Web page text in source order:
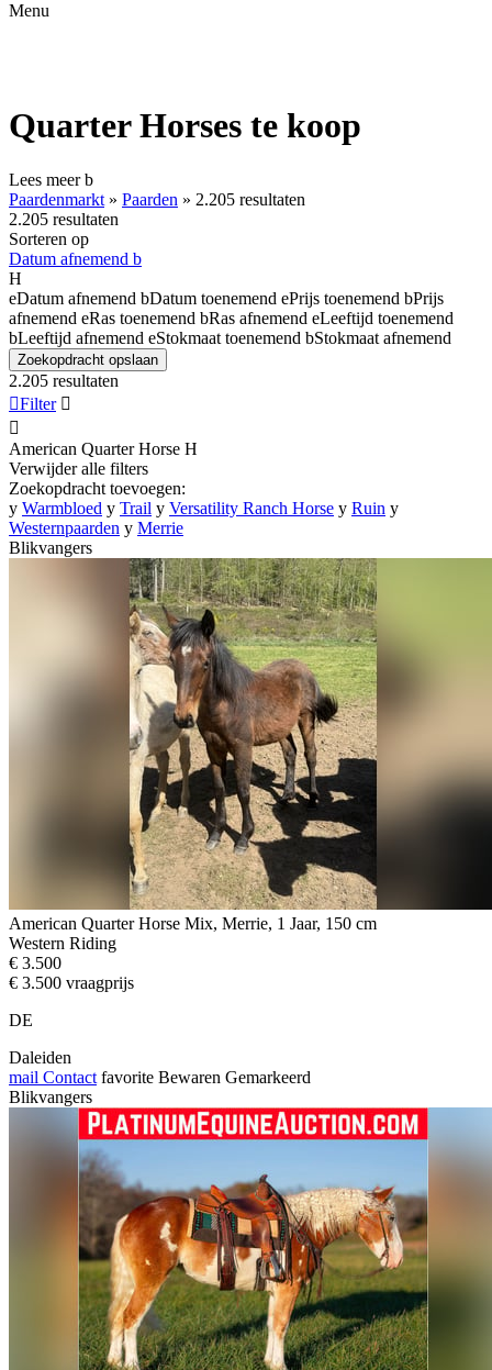
Menu
Quarter Horses te koop
Lees meerb
Paardenmarkt » Paarden » 2.205 resultaten
2.205 resultaten
Sorteren op
Datum afnemend b
H
eDatum afnemend bDatum toenemend ePrijs toenemend bPrijs
afnemend eRas toenemend bRas afnemend eLeeftijd toenemend
bLeeftijd afnemend eStokmaat toenemend bStokmaat afnemend
Zoekopdracht opslaan
2.205 resultaten
Filter 

American Quarter Horse H
Verwijder alle filters
Zoekopdracht toevoegen:
y Warmbloed y Trail y Versatility Ranch Horse y Ruin y
Westernpaarden y Merrie
Blikvangers
American Quarter Horse Mix, Merrie, 1 Jaar, 150 cm
Western Riding
€ 3.500
€ 3.500 vraagprijs
DE
Daleiden
mail Contact favorite Bewaren Gemarkeerd
Blikvangers